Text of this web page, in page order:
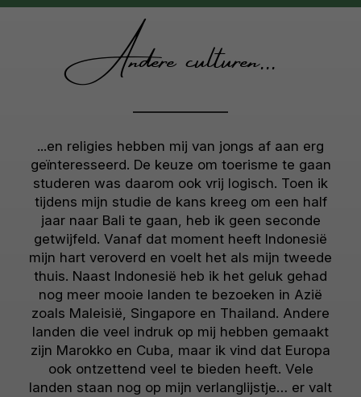
Andere culturen...
...en religies hebben mij van jongs af aan erg
geïnteresseerd. De keuze om toerisme te gaan
studeren was daarom ook vrij logisch. Toen ik
tijdens mijn studie de kans kreeg om een half
jaar naar Bali te gaan, heb ik geen seconde
getwijfeld. Vanaf dat moment heeft Indonesië
mijn hart veroverd en voelt het als mijn tweede
thuis. Naast Indonesië heb ik het geluk gehad
nog meer mooie landen te bezoeken in Azië
zoals Maleisië, Singapore en Thailand. Andere
landen die veel indruk op mij hebben gemaakt
zijn Marokko en Cuba, maar ik vind dat Europa
ook ontzettend veel te bieden heeft. Vele
landen staan nog op mijn verlanglijstje… er valt